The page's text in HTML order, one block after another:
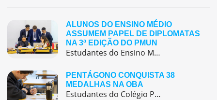
ALUNOS DO ENSINO MÉDIO
ASSUMEM PAPEL DE DIPLOMATAS
NA 3ª EDIÇÃO DO PMUN
Estudantes do Ensino Médio do Colégio Pentágono protagonizaram uma simulação da ONU, defendendo posições de países em comitês temáticos e vivenciando, na prática, negociações diplomáticas multilíngues.
PENTÁGONO CONQUISTA 38
MEDALHAS NA OBA
Estudantes do Colégio Pentágono conquistam excelente resultado na Olimpíada Brasileira de Astronomia e Astronáutica (OBA) 2025, somando 38 medalhas.